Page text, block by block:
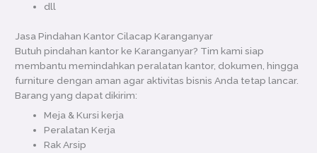
dll
Jasa Pindahan Kantor Cilacap Karanganyar
Butuh pindahan kantor ke Karanganyar? Tim kami siap
membantu memindahkan peralatan kantor, dokumen, hingga
furniture dengan aman agar aktivitas bisnis Anda tetap lancar.
Barang yang dapat dikirim:
Meja & Kursi kerja
Peralatan Kerja
Rak Arsip